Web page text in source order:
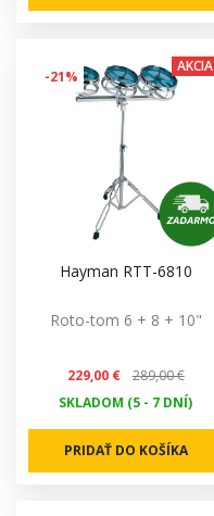
-21%
AKCIA
Hayman RTT-6810
Roto-tom 6 + 8 + 10"
229,00 €
289,00 €
SKLADOM (5 - 7 DNÍ)
PRIDAŤ DO KOŠÍKA